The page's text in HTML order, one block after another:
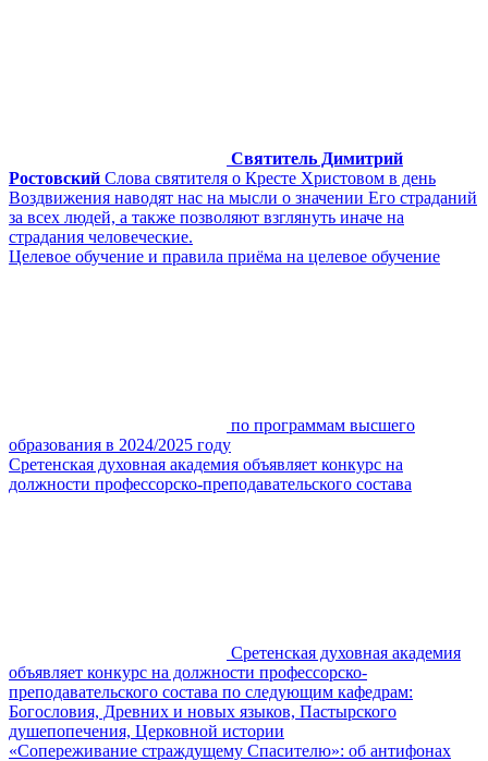
Святитель Димитрий
Ростовский Слова святителя о Кресте Христовом в день
Воздвижения наводят нас на мысли о значении Его страданий
за всех людей, а также позволяют взглянуть иначе на
страдания человеческие.
Целевое обучение и правила приёма на целевое обучение
по программам высшего
образования в 2024/2025 году
Сретенская духовная академия объявляет конкурс на
должности профессорско-преподавательского состава
Сретенская духовная академия
объявляет конкурс на должности профессорско-
преподавательского состава по следующим кафедрам:
Богословия, Древних и новых языков, Пастырского
душепопечения, Церковной истории
«Сопереживание страждущему Спасителю»: об антифонах